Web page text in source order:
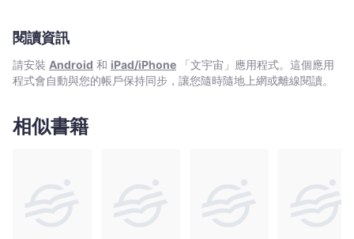
第一代隱魂！
閱讀資訊
請安裝 Android 和 iPad/iPhone 「文宇宙」應用程式。這個應用
程式會自動與您的帳戶保持同步，讓您隨時隨地上網或離線閱讀。
相似書籍